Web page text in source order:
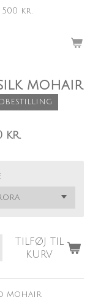
kr.
mohair
kr.
Tilføj til
kurv
mohair